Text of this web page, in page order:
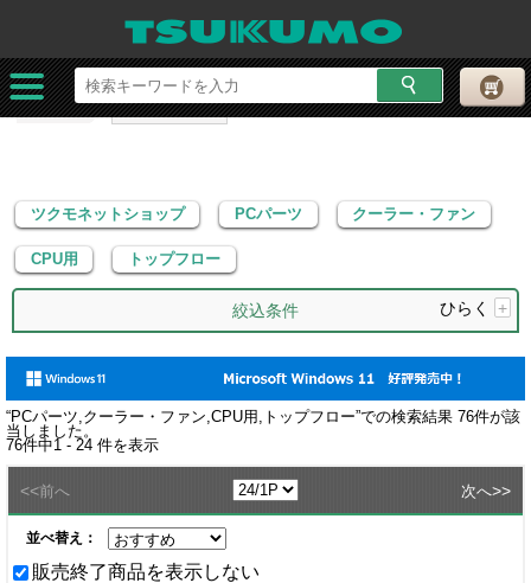
ツクモネットショップ PCパーツ
クーラー・ファン
CPU用
トップフロー
ツクモネットショップ PCパーツ クーラー・ファン
CPU用 トップフロー
絞込条件 ひらく +
“PCパーツ,クーラー・ファン,CPU用,トップフロー”での検索結果 76件が該
当しました。
76件中1 - 24 件を表示
<<前へ 次へ>>
並べ替え：
販売終了商品を表示しない